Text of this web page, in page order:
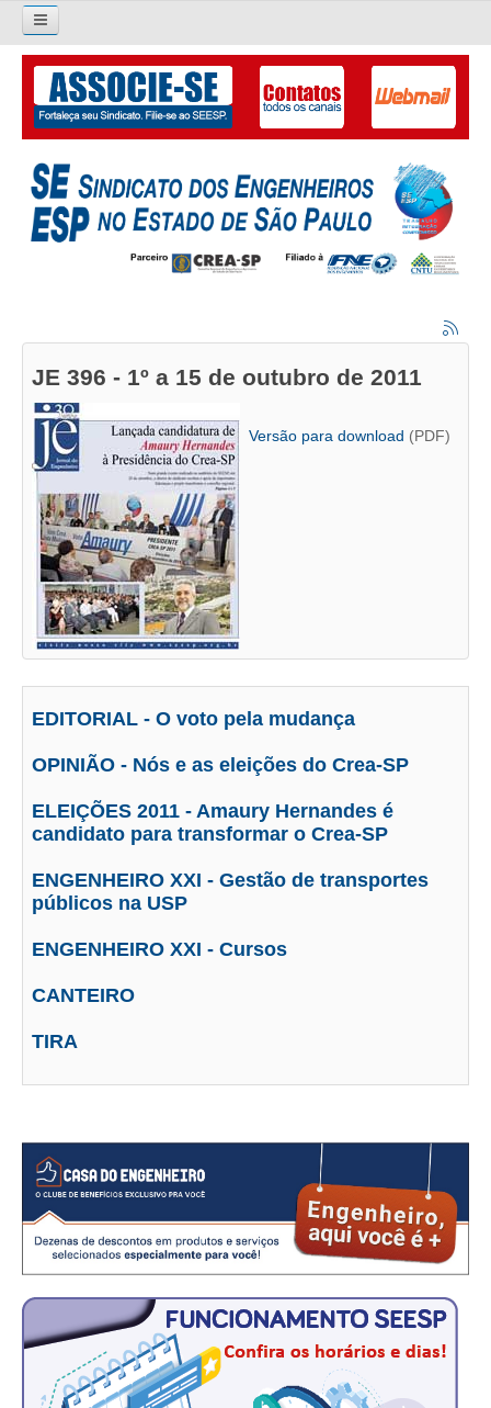
Pesquisar...
O SINDICATO
APRESENTAÇÃO
PALAVRA DO PRESIDENTE
GALERIA EX-PRESIDENTES
ORGANOGRAMA
CRESCE BRASIL
CONSELHO TECNOLÓGICO
HISTÓRICO E ATUAÇÃO
COMPOSIÇÃO
CONSELHOS ASSESSORES
PERSONALIDADES DA TECNOLOGIA
NÚCLEO DA MULHER ENGENHEIRA
TRANSPARÊNCIA
JURÍDICO
CONTRIBUIÇÃO SINDICAL URBANA
REVISÃO DE APOSENTADORIA
FGTS EXPURGOS
LEGISLAÇÃO
LEI 4.950-A/1966 – PISO SALARIAL
JE 396 - 1º a 15 de outubro de 2011
Versão para download (PDF)
EDITORIAL - O voto pela mudança
OPINIÃO - Nós e as eleições do Crea-SP
ELEIÇÕES 2011 - Amaury Hernandes é
candidato para transformar o Crea-SP
ENGENHEIRO XXI - Gestão de transportes
públicos na USP
ENGENHEIRO XXI - Cursos
CANTEIRO
TIRA